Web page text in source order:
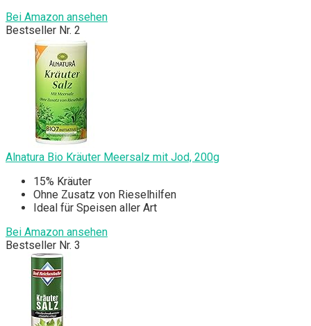
Bei Amazon ansehen
Bestseller Nr. 2
Alnatura Bio Kräuter Meersalz mit Jod, 200g
15% Kräuter
Ohne Zusatz von Rieselhilfen
Ideal für Speisen aller Art
Bei Amazon ansehen
Bestseller Nr. 3